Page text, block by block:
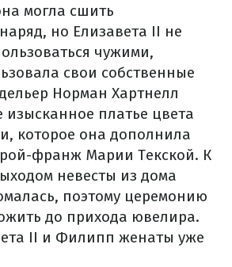
могла сшить
но Елизавета II не
чужими,
свои собственные
Норман Хартнелл
изысканное платье цвета
которое она дополнила
франж Марии Текской. К
невесты из дома
поэтому церемонию
до прихода ювелира.
II и Филипп женаты уже